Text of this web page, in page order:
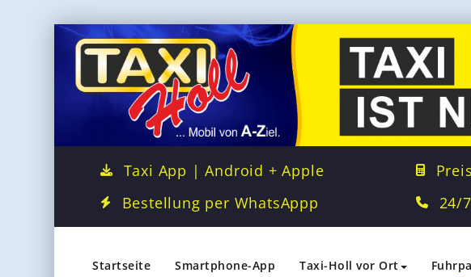
Taxi App | Android + Apple
Bestellung per WhatsAppp
24/
Startseite Smartphone-App Taxi-Holl vor Ort